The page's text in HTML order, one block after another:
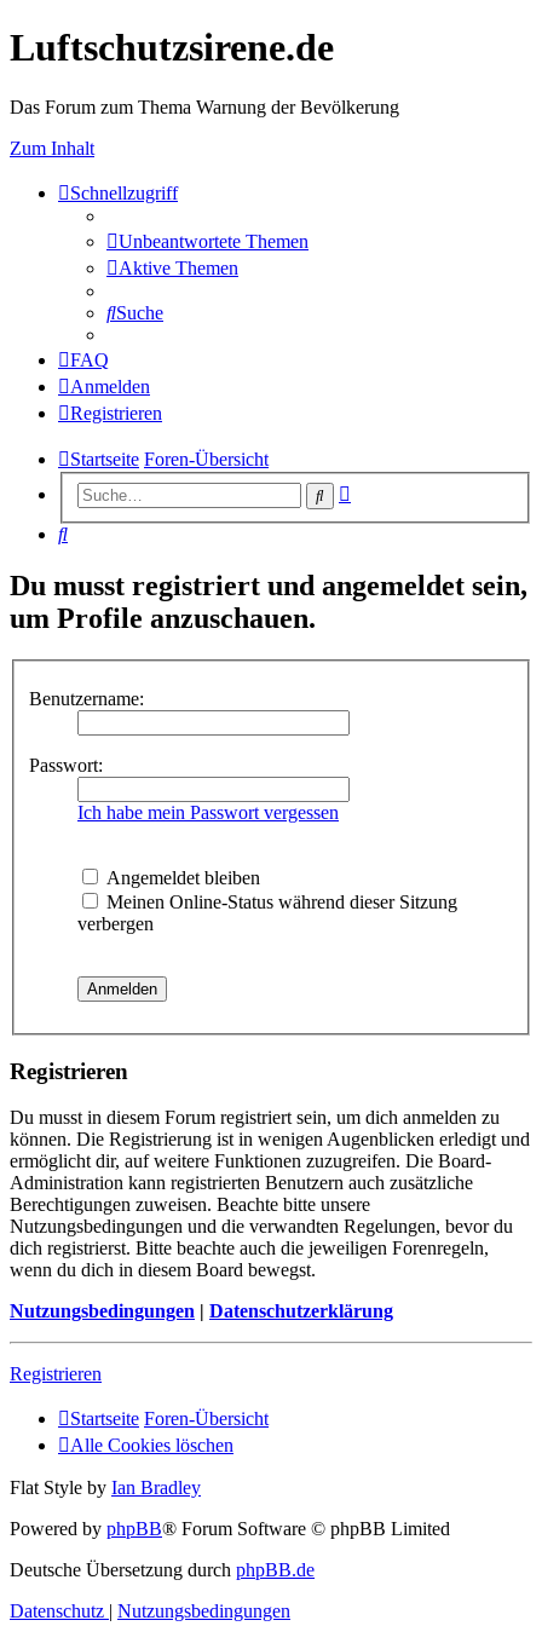
Luftschutzsirene.de
Das Forum zum Thema Warnung der Bevölkerung
Zum Inhalt
Schnellzugriff
Unbeantwortete Themen
Aktive Themen
Suche
FAQ
Anmelden
Registrieren
Startseite Foren-Übersicht
Suche
Suche
Du musst registriert und angemeldet sein,
um Profile anzuschauen.
Benutzername:
Passwort:
Ich habe mein Passwort vergessen
Angemeldet bleiben
Meinen Online-Status während dieser Sitzung
verbergen
Registrieren
Du musst in diesem Forum registriert sein, um dich anmelden zu
können. Die Registrierung ist in wenigen Augenblicken erledigt und
ermöglicht dir, auf weitere Funktionen zuzugreifen. Die Board-
Administration kann registrierten Benutzern auch zusätzliche
Berechtigungen zuweisen. Beachte bitte unsere
Nutzungsbedingungen und die verwandten Regelungen, bevor du
dich registrierst. Bitte beachte auch die jeweiligen Forenregeln,
wenn du dich in diesem Board bewegst.
Nutzungsbedingungen | Datenschutzerklärung
Registrieren
Startseite Foren-Übersicht
Alle Cookies löschen
Flat Style by Ian Bradley
Powered by phpBB® Forum Software © phpBB Limited
Deutsche Übersetzung durch phpBB.de
Datenschutz | Nutzungsbedingungen